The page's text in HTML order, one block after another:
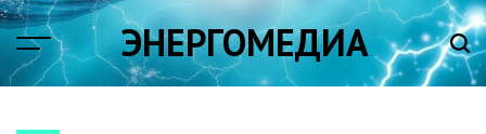
Skip
content
ЭНЕРГОМЕДИА